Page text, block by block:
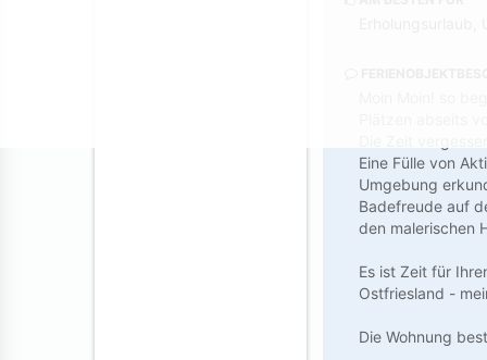
Eine Fülle von
Umgebung
Badefreude auf
den malerischen
Es ist Zeit für
Ostfriesland -
Die Wohnung